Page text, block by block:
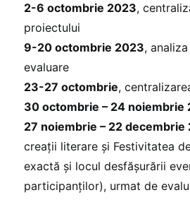
2-6 octombrie 2023,
proiectului
9-20 octombrie 2023,
evaluare
23-27 octombrie,
30 octombrie – 24 noiembrie
27 noiembrie – 22 decembrie
creații literare și Festivitatea
exactă și locul desfășurării
participanților), urmat de